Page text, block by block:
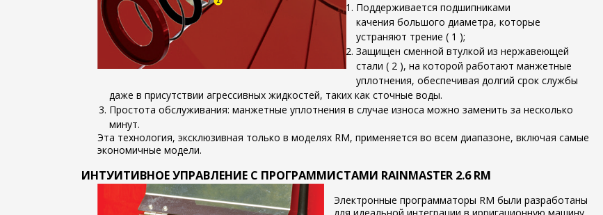
Поддерживается подшипниками
качения большого диаметра, которые
устраняют трение ( 1 );
Защищен сменной втулкой из нержавеющей
стали ( 2 ), на которой работают манжетные
уплотнения, обеспечивая долгий срок службы
даже в присутствии агрессивных жидкостей, таких как сточные воды.
Простота обслуживания: манжетные уплотнения в случае износа можно заменить за несколько
минут.
Эта технология, эксклюзивная только в моделях RM, применяется во всем диапазоне, включая самые
экономичные модели.
ИНТУИТИВНОЕ УПРАВЛЕНИЕ С ПРОГРАММИСТАМИ RAINMASTER 2.6 RM
Электронные программаторы RM были разработаны